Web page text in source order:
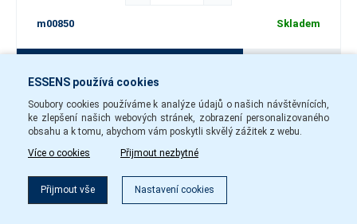
Filtr
m00850 Skladem
Pánský parfém m007
ESSENS používá cookies
Soubory cookies používáme k analýze údajů o našich návštěvnících,
ke zlepšení našich webových stránek, zobrazení personalizovaného
obsahu a k tomu, abychom vám poskytli skvělý zážitek z webu.
Více o cookies
Přijmout nezbytné
Přijmout vše Nastavení cookies